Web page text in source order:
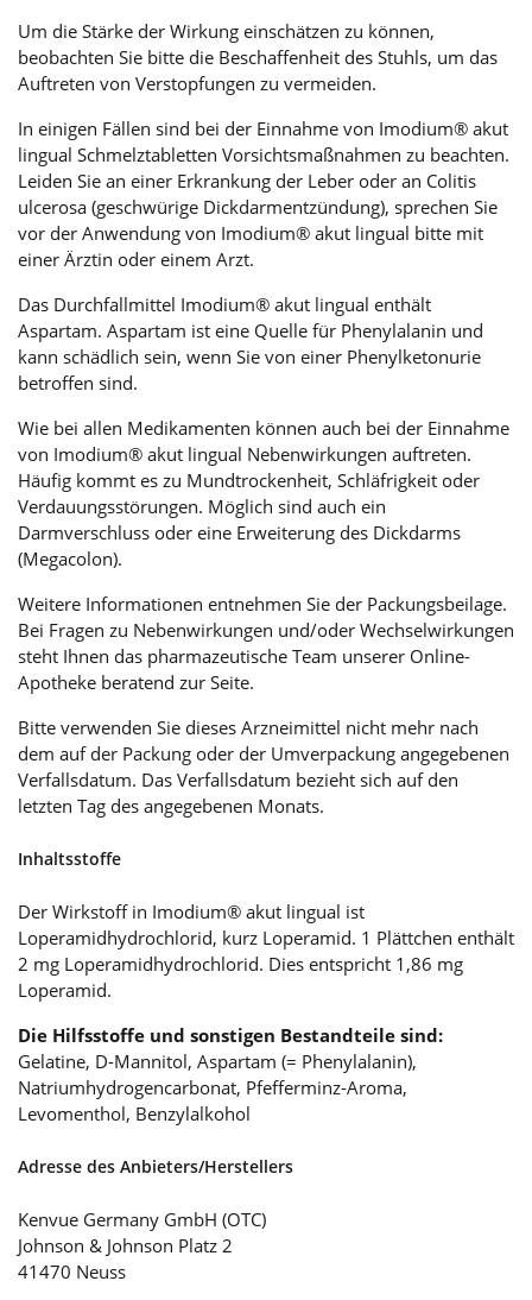
Um die Stärke der Wirkung einschätzen zu können,
beobachten Sie bitte die Beschaffenheit des Stuhls, um das
Auftreten von Verstopfungen zu vermeiden.
In einigen Fällen sind bei der Einnahme von Imodium® akut
lingual Schmelztabletten Vorsichtsmaßnahmen zu beachten.
Leiden Sie an einer Erkrankung der Leber oder an Colitis
ulcerosa (geschwürige Dickdarmentzündung), sprechen Sie
vor der Anwendung von Imodium® akut lingual bitte mit
einer Ärztin oder einem Arzt.
Das Durchfallmittel Imodium® akut lingual enthält
Aspartam. Aspartam ist eine Quelle für Phenylalanin und
kann schädlich sein, wenn Sie von einer Phenylketonurie
betroffen sind.
Wie bei allen Medikamenten können auch bei der Einnahme
von Imodium® akut lingual Nebenwirkungen auftreten.
Häufig kommt es zu Mundtrockenheit, Schläfrigkeit oder
Verdauungsstörungen. Möglich sind auch ein
Darmverschluss oder eine Erweiterung des Dickdarms
(Megacolon).
Weitere Informationen entnehmen Sie der Packungsbeilage.
Bei Fragen zu Nebenwirkungen und/oder Wechselwirkungen
steht Ihnen das pharmazeutische Team unserer Online-
Apotheke beratend zur Seite.
Bitte verwenden Sie dieses Arzneimittel nicht mehr nach
dem auf der Packung oder der Umverpackung angegebenen
Verfallsdatum. Das Verfallsdatum bezieht sich auf den
letzten Tag des angegebenen Monats.
Inhaltsstoffe
Der Wirkstoff in Imodium® akut lingual ist
Loperamidhydrochlorid, kurz Loperamid. 1 Plättchen enthält
2 mg Loperamidhydrochlorid. Dies entspricht 1,86 mg
Loperamid.
Die Hilfsstoffe und sonstigen Bestandteile sind:
Gelatine, D-Mannitol, Aspartam (= Phenylalanin),
Natriumhydrogencarbonat, Pfefferminz-Aroma,
Levomenthol, Benzylalkohol
Adresse des Anbieters/Herstellers
Kenvue Germany GmbH (OTC)
Johnson & Johnson Platz 2
41470 Neuss